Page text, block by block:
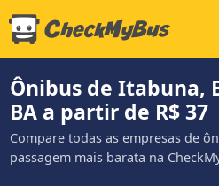
Ônibus de Itabuna,
BA a partir de R$ 37
Compare todas as empresas de
passagem mais barata na